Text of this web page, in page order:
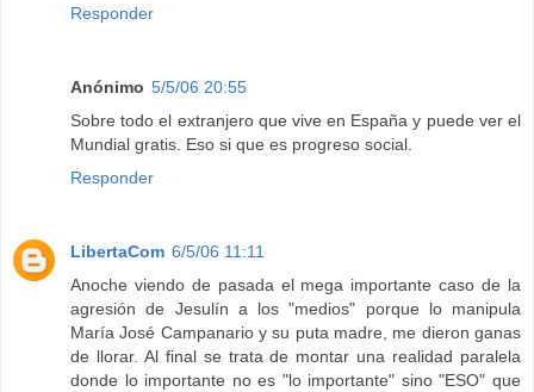
Responder
Anónimo 5/5/06 20:55
Sobre todo el extranjero que vive en España y puede ver el
Mundial gratis. Eso si que es progreso social.
Responder
LibertaCom 6/5/06 11:11
Anoche viendo de pasada el mega importante caso de la
agresión de Jesulín a los "medios" porque lo manipula
María José Campanario y su puta madre, me dieron ganas
de llorar. Al final se trata de montar una realidad paralela
donde lo importante no es "lo importante" sino "ESO" que